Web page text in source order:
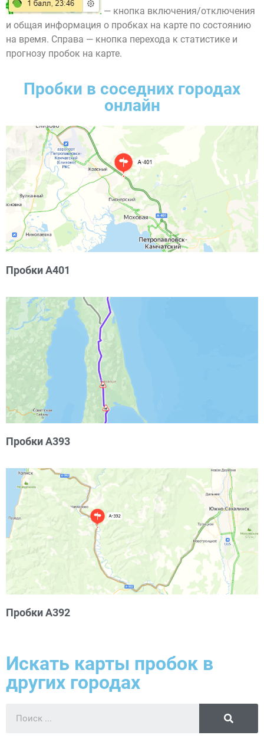
— кнопка включения/отключения
и общая информация о пробках на карте по состоянию
на время. Справа — кнопка перехода к статистике и
прогнозу пробок на карте.
Пробки в соседних городах
онлайн
Пробки А401
Пробки А393
Пробки А392
Искать карты пробок в
других городах